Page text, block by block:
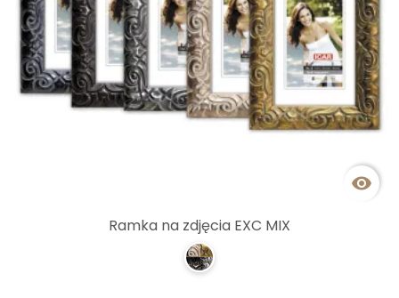

Ramka na zdjęcia EXC MIX